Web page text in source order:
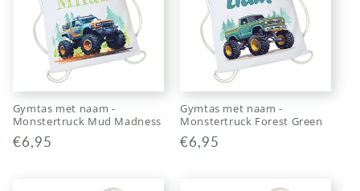
Gymtas met naam -
Monstertruck Mud Madness
Normale
€6,95
Gymtas met naam -
Monstertruck Forest Green
Normale
€6,95